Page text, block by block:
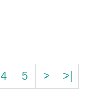
4 5 > >|